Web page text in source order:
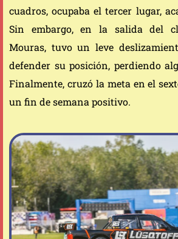
cuadros, ocupaba el tercer lugar,
Sin embargo, en la salida del
Mouras, tuvo un leve
defender su posición, perdiendo
Finalmente, cruzó la meta en el
un fin de semana positivo.